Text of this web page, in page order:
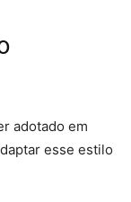
adotado em
esse estilo